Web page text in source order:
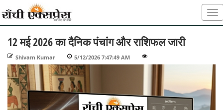
12 मई 2026 का दैनिक पंचांग और राशिफल जारी
Shivam Kumar 5/12/2026 7:47:49 AM